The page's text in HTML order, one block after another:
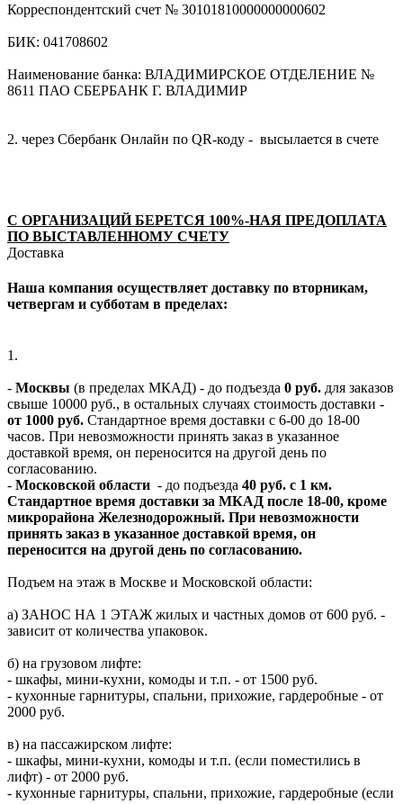
Корреспондентский счет № 30101810000000000602
БИК: 041708602
Наименование банка: ВЛАДИМИРСКОЕ ОТДЕЛЕНИЕ №
8611 ПАО СБЕРБАНК Г. ВЛАДИМИР
2. через Сбербанк Онлайн по QR-коду - высылается в счете
С ОРГАНИЗАЦИЙ БЕРЕТСЯ 100%-НАЯ ПРЕДОПЛАТА
ПО ВЫСТАВЛЕННОМУ СЧЕТУ
Доставка
Наша компания осуществляет доставку по вторникам,
четвергам и субботам в пределах:
1.
- Москвы (в пределах МКАД) - до подъезда 0 руб. для заказов
свыше 10000 руб., в остальных случаях стоимость доставки -
от 1000 руб. Стандартное время доставки с 6-00 до 18-00
часов. При невозможности принять заказ в указанное
доставкой время, он переносится на другой день по
согласованию.
- Московской области - до подъезда 40 руб. с 1 км.
Стандартное время доставки за МКАД после 18-00, кроме
микрорайона Железнодорожный. При невозможности
принять заказ в указанное доставкой время, он
переносится на другой день по согласованию.
Подъем на этаж в Москве и Московской области:
а) ЗАНОС НА 1 ЭТАЖ жилых и частных домов от 600 руб. -
зависит от количества упаковок.
б) на грузовом лифте:
- шкафы, мини-кухни, комоды и т.п. - от 1500 руб.
- кухонные гарнитуры, спальни, прихожие, гардеробные - от
2000 руб.
в) на пассажирском лифте:
- шкафы, мини-кухни, комоды и т.п. (если поместились в
лифт) - от 2000 руб.
- кухонные гарнитуры, спальни, прихожие, гардеробные (если